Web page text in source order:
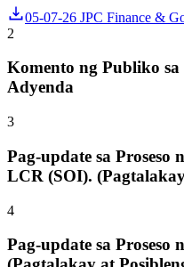
05-07-26 JPC Finance &
2
Komento ng Publiko sa
Adyenda
3
Pag-update sa Proseso
LCR (SOI).
4
Pag-update sa